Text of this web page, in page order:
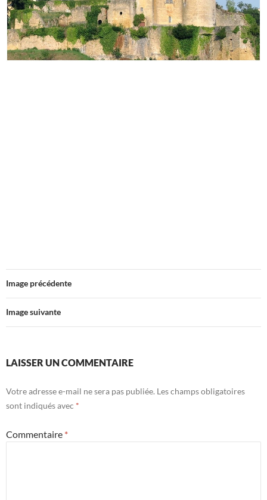
Image précédente
Image suivante
LAISSER UN COMMENTAIRE
Votre adresse e-mail ne sera pas publiée. Les champs obligatoires
sont indiqués avec *
Commentaire *